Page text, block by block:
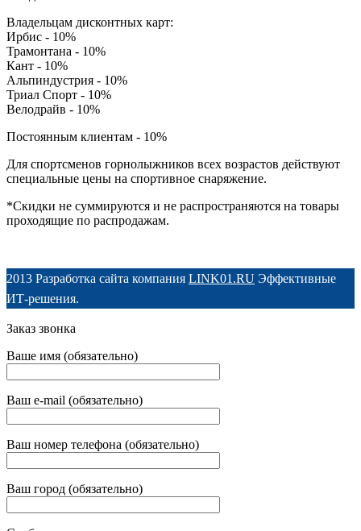
Владельцам дисконтных карт:
Ирбис - 10%
Трамонтана - 10%
Кант - 10%
Альпиндустрия - 10%
Триал Спорт - 10%
Велодрайв - 10%
Постоянным клиентам - 10%
Для спортсменов горнолыжников всех возрастов действуют
специальные цены на спортивное снаряжение.
*Скидки не суммируются и не распространяются на товары
проходящие по распродажам.
2013 Разработка сайта компания LINK01.RU Эффективные
ИТ-решения.
Заказ звонка
Ваше имя (обязательно)
Ваш e-mail (обязательно)
Ваш номер телефона (обязательно)
Ваш город (обязательно)